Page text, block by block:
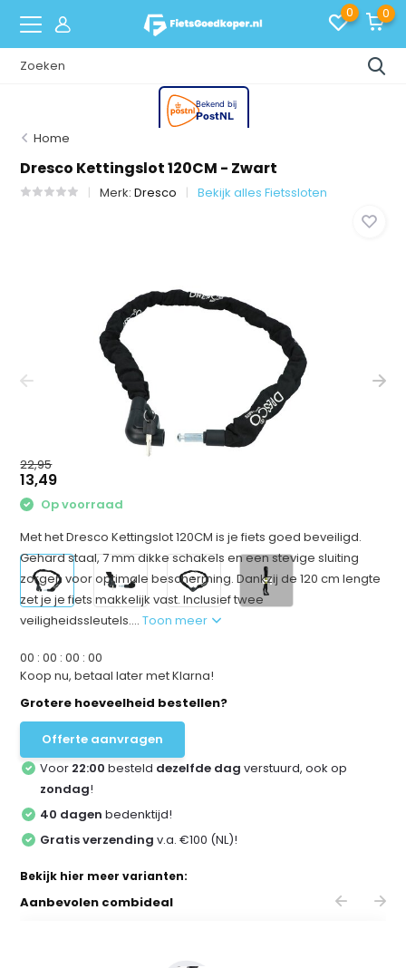
0 0
Home
Dresco Kettingslot 120CM - Zwart
Merk:Dresco Bekijk alles Fietssloten
+1
22,95
13,49
Op voorraad
Met het Dresco Kettingslot 120CM is je fiets goed beveiligd.
Gehard staal, 7 mm dikke schakels en een stevige sluiting
zorgen voor optimale bescherming. Dankzij de 120 cm lengte
zet je je fiets makkelijk vast. Inclusief twee
veiligheidssleutels....Toon meer
00 :00 :00 :00
Koop nu, betaal later met Klarna!
Grotere hoeveelheid bestellen?
Offerte aanvragen
Voor 22:00 besteld dezelfde dag verstuurd, ook op
zondag!
40 dagen bedenktijd!
Gratis verzending v.a. €100 (NL)!
Bekijk hier meer varianten:
Aanbevolen combideal